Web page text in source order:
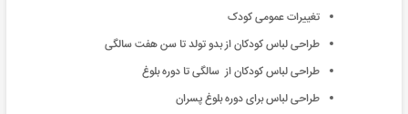
تغییرات عمومی کودک
طراحی لباس کودکان از بدو تولد تا سن هفت سالگی
طراحی لباس کودکان از سالگی تا دوره بلوغ
طراحی لباس برای دوره بلوغ پسران